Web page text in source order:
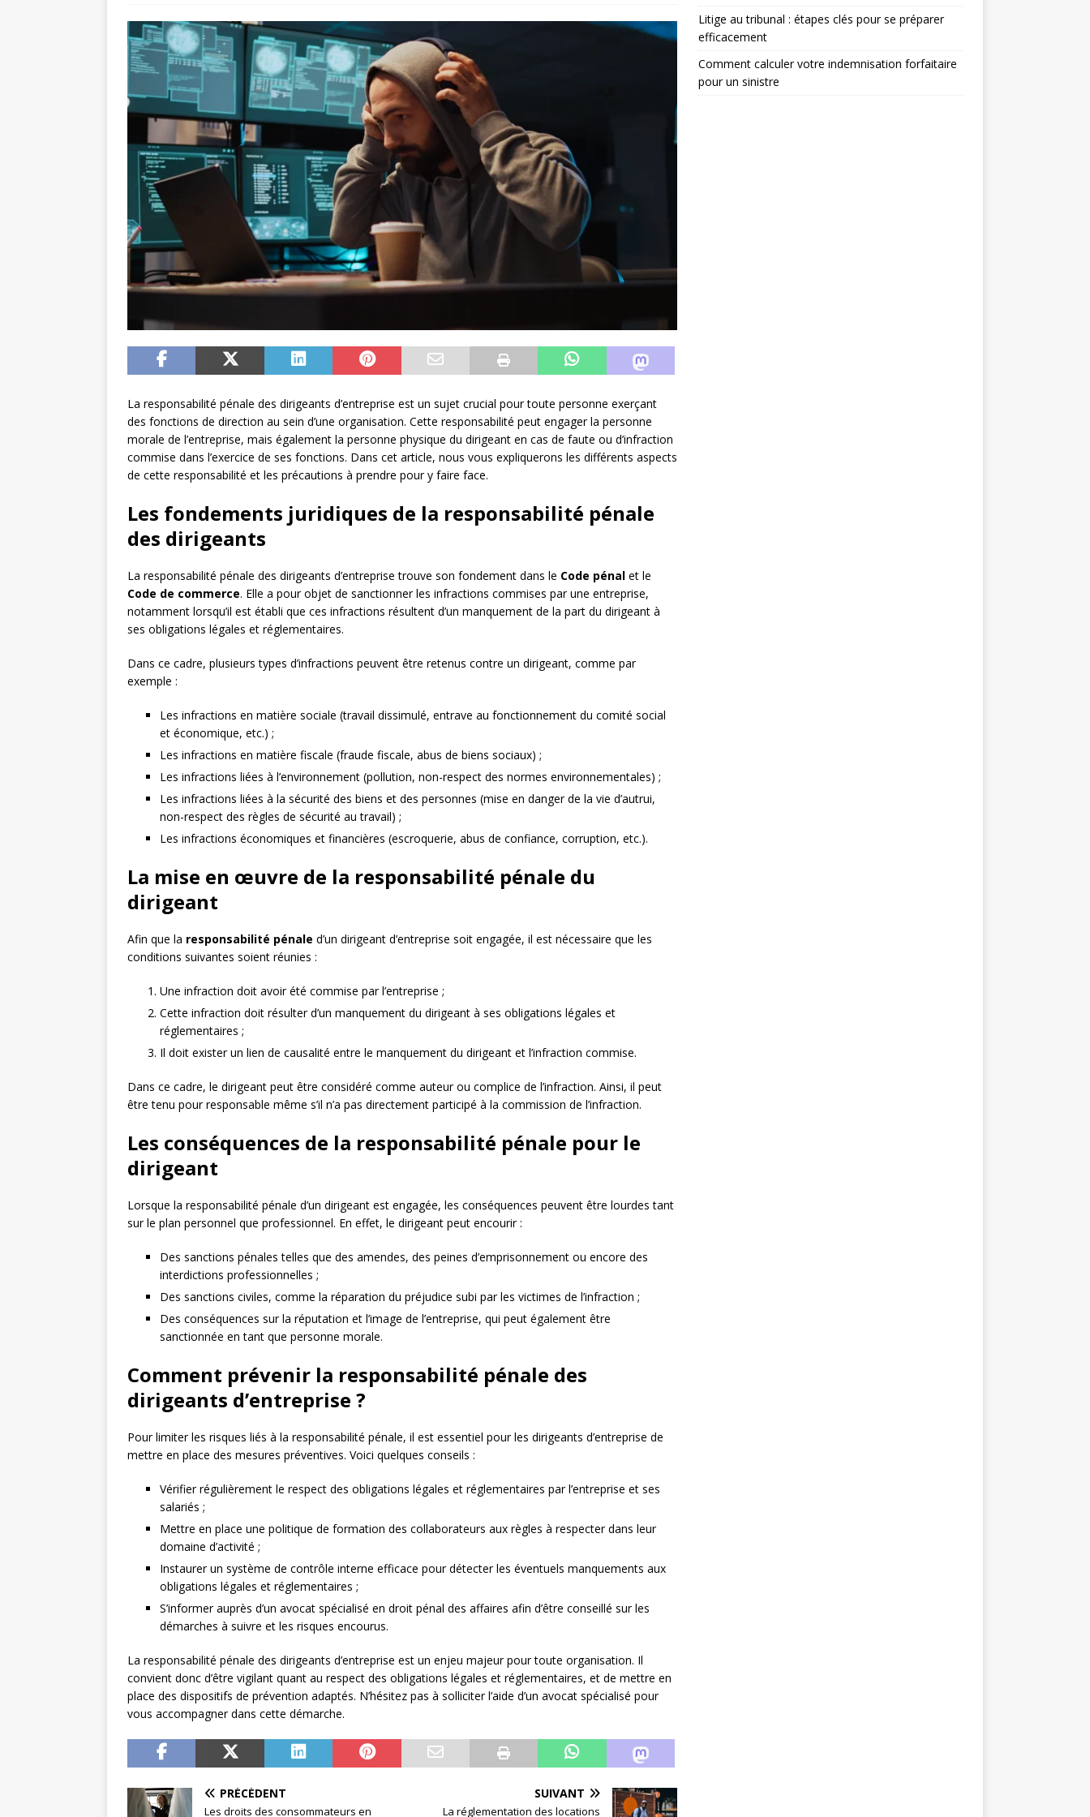
La responsabilité pénale des dirigeants d’entreprise est un sujet crucial pour toute personne exerçant
des fonctions de direction au sein d’une organisation. Cette responsabilité peut engager la personne
morale de l’entreprise, mais également la personne physique du dirigeant en cas de faute ou d’infraction
commise dans l’exercice de ses fonctions. Dans cet article, nous vous expliquerons les différents aspects
de cette responsabilité et les précautions à prendre pour y faire face.
Les fondements juridiques de la responsabilité pénale
des dirigeants
La responsabilité pénale des dirigeants d’entreprise trouve son fondement dans le Code pénal et le
Code de commerce. Elle a pour objet de sanctionner les infractions commises par une entreprise,
notamment lorsqu’il est établi que ces infractions résultent d’un manquement de la part du dirigeant à
ses obligations légales et réglementaires.
Dans ce cadre, plusieurs types d’infractions peuvent être retenus contre un dirigeant, comme par
exemple :
Les infractions en matière sociale (travail dissimulé, entrave au fonctionnement du comité social
et économique, etc.) ;
Les infractions en matière fiscale (fraude fiscale, abus de biens sociaux) ;
Les infractions liées à l’environnement (pollution, non-respect des normes environnementales) ;
Les infractions liées à la sécurité des biens et des personnes (mise en danger de la vie d’autrui,
non-respect des règles de sécurité au travail) ;
Les infractions économiques et financières (escroquerie, abus de confiance, corruption, etc.).
La mise en œuvre de la responsabilité pénale du
dirigeant
Afin que la responsabilité pénale d’un dirigeant d’entreprise soit engagée, il est nécessaire que les
conditions suivantes soient réunies :
Une infraction doit avoir été commise par l’entreprise ;
Cette infraction doit résulter d’un manquement du dirigeant à ses obligations légales et
réglementaires ;
Il doit exister un lien de causalité entre le manquement du dirigeant et l’infraction commise.
Dans ce cadre, le dirigeant peut être considéré comme auteur ou complice de l’infraction. Ainsi, il peut
être tenu pour responsable même s’il n’a pas directement participé à la commission de l’infraction.
Les conséquences de la responsabilité pénale pour le
dirigeant
Lorsque la responsabilité pénale d’un dirigeant est engagée, les conséquences peuvent être lourdes tant
sur le plan personnel que professionnel. En effet, le dirigeant peut encourir :
Des sanctions pénales telles que des amendes, des peines d’emprisonnement ou encore des
interdictions professionnelles ;
Des sanctions civiles, comme la réparation du préjudice subi par les victimes de l’infraction ;
Des conséquences sur la réputation et l’image de l’entreprise, qui peut également être
sanctionnée en tant que personne morale.
Comment prévenir la responsabilité pénale des
dirigeants d’entreprise ?
Pour limiter les risques liés à la responsabilité pénale, il est essentiel pour les dirigeants d’entreprise de
mettre en place des mesures préventives. Voici quelques conseils :
Vérifier régulièrement le respect des obligations légales et réglementaires par l’entreprise et ses
salariés ;
Mettre en place une politique de formation des collaborateurs aux règles à respecter dans leur
domaine d’activité ;
Instaurer un système de contrôle interne efficace pour détecter les éventuels manquements aux
obligations légales et réglementaires ;
S’informer auprès d’un avocat spécialisé en droit pénal des affaires afin d’être conseillé sur les
démarches à suivre et les risques encourus.
La responsabilité pénale des dirigeants d’entreprise est un enjeu majeur pour toute organisation. Il
convient donc d’être vigilant quant au respect des obligations légales et réglementaires, et de mettre en
place des dispositifs de prévention adaptés. N’hésitez pas à solliciter l’aide d’un avocat spécialisé pour
vous accompagner dans cette démarche.
PRÉCÉDENT
Les droits des consommateurs en
SUIVANT
La réglementation des locations
Litige au tribunal : étapes clés pour se préparer
efficacement
Comment calculer votre indemnisation forfaitaire
pour un sinistre